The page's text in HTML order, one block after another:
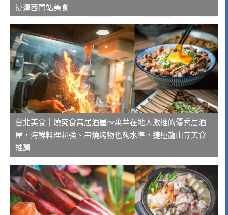
捷運西門站美食
台北美食｜燒究食寓居酒屋～萬華在地人激推的優秀居酒
屋，海鮮料理超強、串燒烤物也夠水準，捷運龍山寺美食
推薦